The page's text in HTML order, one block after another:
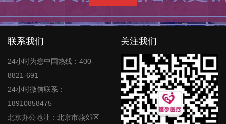
联系我们
24小时为您中国热线：400-
8821-691
24小时微信联系：
18910858475
北京办公地址：北京市燕郊区
关注我们